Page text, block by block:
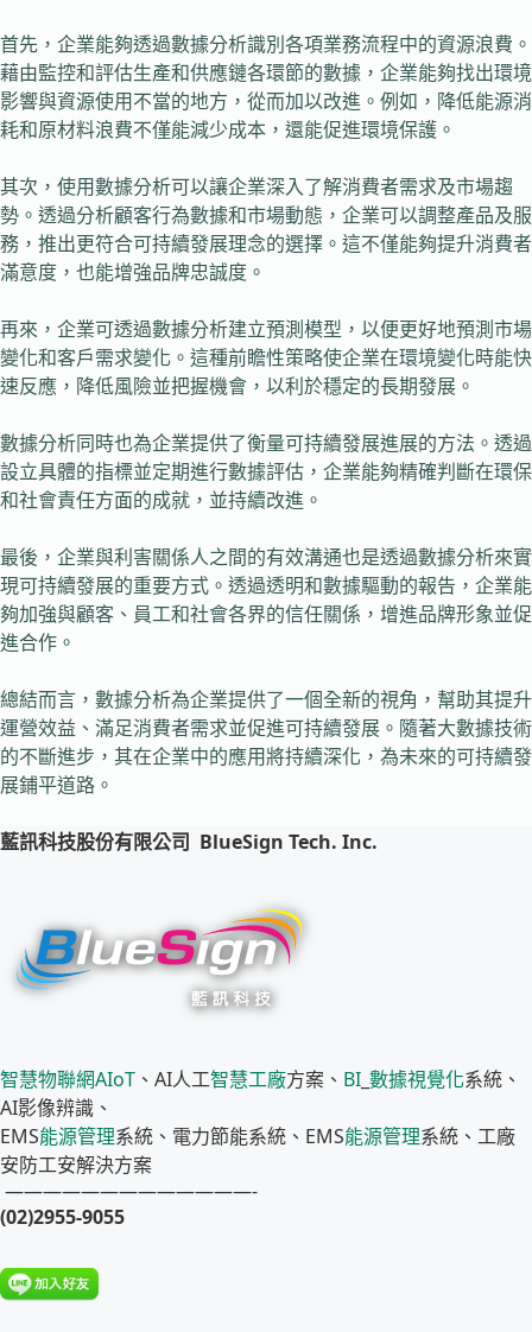
首先，企業能夠透過數據分析識別各項業務流程中的資源浪費。
藉由監控和評估生產和供應鏈各環節的數據，企業能夠找出環境
影響與資源使用不當的地方，從而加以改進。例如，降低能源消
耗和原材料浪費不僅能減少成本，還能促進環境保護。
其次，使用數據分析可以讓企業深入了解消費者需求及市場趨
勢。透過分析顧客行為數據和市場動態，企業可以調整產品及服
務，推出更符合可持續發展理念的選擇。這不僅能夠提升消費者
滿意度，也能增強品牌忠誠度。
再來，企業可透過數據分析建立預測模型，以便更好地預測市場
變化和客戶需求變化。這種前瞻性策略使企業在環境變化時能快
速反應，降低風險並把握機會，以利於穩定的長期發展。
數據分析同時也為企業提供了衡量可持續發展進展的方法。透過
設立具體的指標並定期進行數據評估，企業能夠精確判斷在環保
和社會責任方面的成就，並持續改進。
最後，企業與利害關係人之間的有效溝通也是透過數據分析來實
現可持續發展的重要方式。透過透明和數據驅動的報告，企業能
夠加強與顧客、員工和社會各界的信任關係，增進品牌形象並促
進合作。
總結而言，數據分析為企業提供了一個全新的視角，幫助其提升
運營效益、滿足消費者需求並促進可持續發展。隨著大數據技術
的不斷進步，其在企業中的應用將持續深化，為未來的可持續發
展鋪平道路。
藍訊科技股份有限公司 BlueSign Tech. Inc.
智慧物聯網AIoT 、AI人工智慧工廠方案、 BI 數據視覺化系統、
AI影像辨識、
EMS能源管理系統、電力節能系統、EMS能源管理系統、工廠
安防工安解決方案
—————————————-
(02)2955-9055